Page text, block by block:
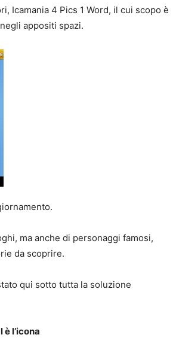
Icamania 4 Pics 1 Word, il cui scopo è
appositi spazi.
ma anche di personaggi famosi,
da scoprire.
qui sotto tutta la soluzione
l’icona